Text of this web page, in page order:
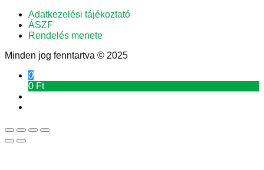
Adatkezelési tájékoztató
ÁSZF
Rendelés menete
Minden jog fenntartva © 2025
0
0 Ft